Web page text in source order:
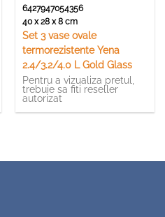
6427947054356
40 x 28 x 8 cm
Set 3 vase ovale
termorezistente Yena
2.4/3.2/4.0 L Gold Glass
Pentru a vizualiza pretul,
trebuie sa fiti reseller
autorizat